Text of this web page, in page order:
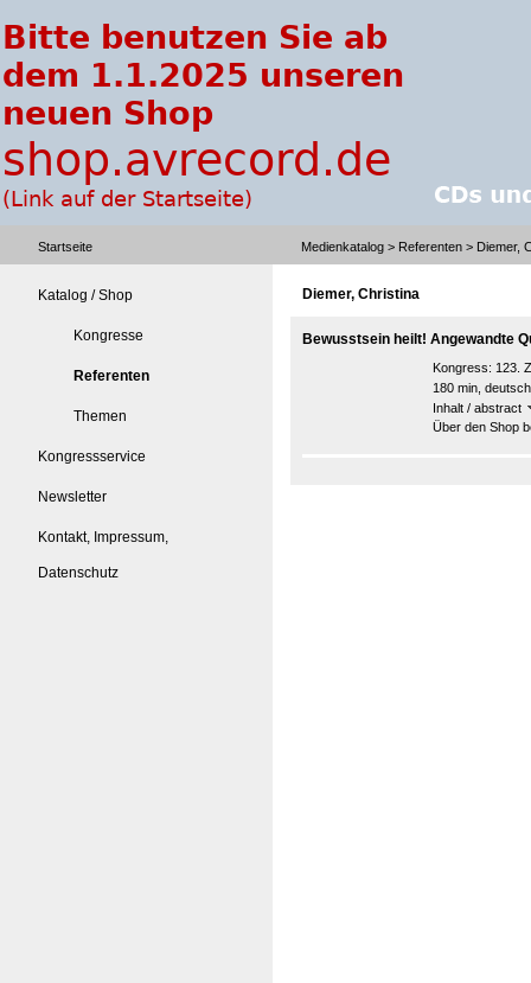
Startseite Medienkatalog > Referenten > Diemer,
Katalog / Shop
Kongresse
Referenten
Themen
Kongressservice
Newsletter
Kontakt, Impressum,
Datenschutz
Diemer, Christina
Bewusstsein heilt! Angewandte
Kongress: 123.
180 min, deutsch
Inhalt / abstract
Über den Shop